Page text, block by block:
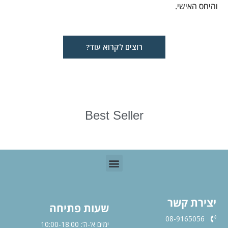
והיחס האישי.
רוצים לקרוא עוד?
Best Seller
יצירת קשר
08-9165056
שעות פתיחה
ימים א’-ה’: 10:00-18:00